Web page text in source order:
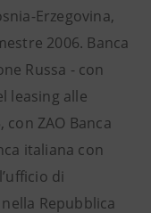
Erzegovina,
2006. Banca
Russa - con
leasing alle
ZAO Banca
italiana con
di
Repubblica